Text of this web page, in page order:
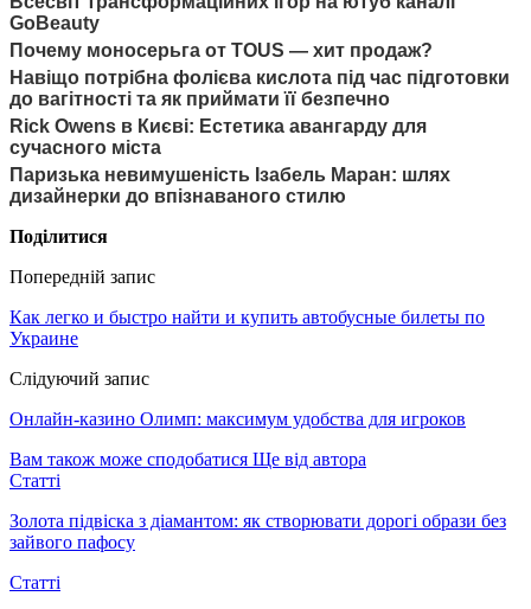
GoBeauty
Почему моносерьга от TOUS — хит продаж?
Навіщо потрібна фолієва кислота під час підготовки
до вагітності та як приймати її безпечно
Rick Owens в Києві: Естетика авангарду для
сучасного міста
Паризька невимушеність Ізабель Маран: шлях
дизайнерки до впізнаваного стилю
Поділитися
Попередній запис
Как легко и быстро найти и купить автобусные билеты по
Украине
Слідуючий запис
Онлайн-казино Олимп: максимум удобства для игроков
Вам також може сподобатися Ще від автора
Статті
Золота підвіска з діамантом: як створювати дорогі образи без
зайвого пафосу
Статті